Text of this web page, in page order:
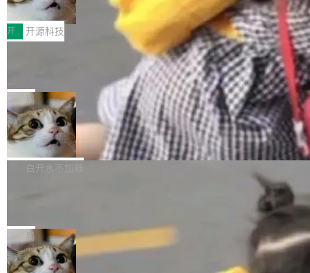
和销毁都太重了。一个 Agent 要执行的任务可能
只需要几毫秒的 CPU 时间，但容器从冷启动到
就绪要花数秒。如果未来有十...
函，也没选择庭外沉默。它在官网贴了一篇博
文，标题只有六个字：Apple is getting this wro
ng。 然后，它把邮件往来和 iMessage 聊天记
录全贴了出来。 他发错人了 苹果外部律师 Gabr
iel Gross 来自 Weil 律所，2 月 23 日下午 5:53
给 OpenAI 总法律顾问 Che Chang 发了封邮
件，附了一封长信，要求 OpenAI 配合调查前苹
果员工带走机密信...
ddy鸿蒙PC版，说话就能干活的AI办公
搭子
全能AI工作台WorkBuddy鸿蒙PC版上架HUAWE
I MatePad Edge应用市场，直接下载即可使
用，与鸿蒙电脑上的体验一致。值得一提的是，
这是目前市面上唯一支持平板接入WorkBuddy P
C版的产品，搭载“人机双写”重磅功能——你写
你的，AI写AI的，同屏协作互不干扰。一句话让
AI帮你干活，现在开启全新体验！ 温馨提示：
体验WorkBuddy鸿蒙PC版前，请将 HUAWEI M
atePad Edge 升级至 HarmonyOS 6.1.0.135S
P9 patch03及以上版本。 *升级路径：设置 > 搜
开 开源科技
FFmpeg 9.0 发布：代号“Lei”，以此纪
全球知名开源多媒体框架 FFmpeg 今天正式发
布了 9.0 版本。这个版本除了带来新一代音视频
处理能力和硬件加速支持之外，还有一个特殊之
处：FFmpeg 9.0 的代号是“Lei”。 这个名字，
来自中国开发者雷霄骅（Lei Xiaohua）。 对于
很多中国音视频开发者而言，这个名字并不陌
“启蒙老师”。 而今年，恰好是雷霄骅离世十周
年。FFmpeg 社区最终选择用一个大版本的名
字，留下了这份纪念。 雷霄骅曾是中国传媒大学
局
亚马逊成本失控：AI 写代码烧掉 1215
万元，超预算 860%
外媒近日曝光了亚马逊的多份内部报告显示，AI
导致公司在多个项目上超支。《金融时报》报道
编写程序，目标是完成电商平台作者信息与商品
列表的数据匹配 —— 一项常规的数据处理任
务，最终却产生了 180 万美元的账单，实际支出
白开水不加糖
e CEO Clément Delangue 在 CNBC 的采访里
没有拐弯抹角。他说中国正在赢得 AI 竞赛，而
且按目前的速度，中国 AI 工具预计在今年底或
局
当 AI agent 把源码变成了最好的扩展系